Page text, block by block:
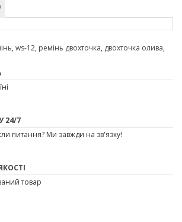
, ws-12, ремінь двохточка, двохточка олива,
24/7
питання? Ми завжди на зв'язку!
товар